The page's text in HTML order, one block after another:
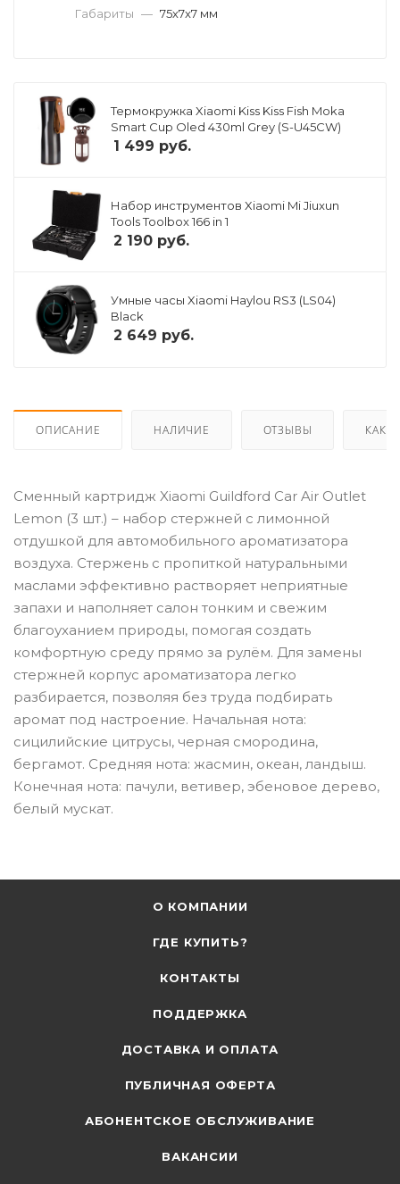
Габариты — 75х7x7 мм
Термокружка Xiaomi Kiss Kiss Fish Moka
Smart Cup Oled 430ml Grey (S-U45CW)
1 499 руб.
Набор инструментов Xiaomi Mi Jiuxun
Tools Toolbox 166 in 1
2 190 руб.
Умные часы Xiaomi Haylou RS3 (LS04)
Black
2 649 руб.
ОПИСАНИЕ НАЛИЧИЕ ОТЗЫВЫ КАК
Сменный картридж Xiaomi Guildford Car Air Outlet
Lemon (3 шт.) – набор стержней с лимонной
отдушкой для автомобильного ароматизатора
воздуха. Стержень с пропиткой натуральными
маслами эффективно растворяет неприятные
запахи и наполняет салон тонким и свежим
благоуханием природы, помогая создать
комфортную среду прямо за рулём. Для замены
стержней корпус ароматизатора легко
разбирается, позволяя без труда подбирать
аромат под настроение. Начальная нота:
сицилийские цитрусы, черная смородина,
бергамот. Средняя нота: жасмин, океан, ландыш.
Конечная нота: пачули, ветивер, эбеновое дерево,
белый мускат.
О КОМПАНИИ
ГДЕ КУПИТЬ?
КОНТАКТЫ
ПОДДЕРЖКА
ДОСТАВКА И ОПЛАТА
ПУБЛИЧНАЯ ОФЕРТА
АБОНЕНТСКОЕ ОБСЛУЖИВАНИЕ
ВАКАНСИИ